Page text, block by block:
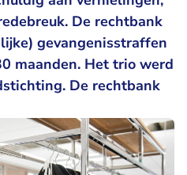
De rechtbank
gevangenisstraffen
maanden. Het trio werd
De rechtbank